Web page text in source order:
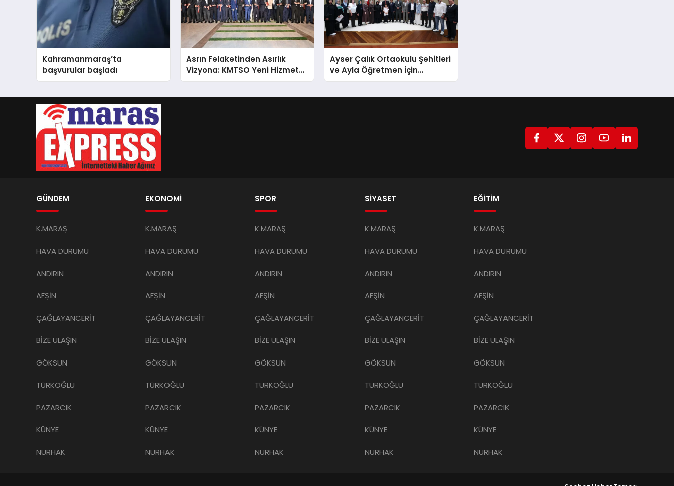
Kahramanmaraş’ta
başvurular başladı
Asrın Felaketinden Asırlık
Vizyona: KMTSO Yeni Hizmet
Binası Görkemli Bir Törenle
Ayser Çalık Ortaokulu Şehitleri
ve Ayla Öğretmen İçin
Cumhurbaşkanlığı
GÜNDEM
K.MARAŞ
HAVA DURUMU
ANDIRIN
AFŞİN
ÇAĞLAYANCERİT
BİZE ULAŞIN
GÖKSUN
TÜRKOĞLU
PAZARCIK
KÜNYE
NURHAK
EKONOMİ
K.MARAŞ
HAVA DURUMU
ANDIRIN
AFŞİN
ÇAĞLAYANCERİT
BİZE ULAŞIN
GÖKSUN
TÜRKOĞLU
PAZARCIK
KÜNYE
NURHAK
SPOR
K.MARAŞ
HAVA DURUMU
ANDIRIN
AFŞİN
ÇAĞLAYANCERİT
BİZE ULAŞIN
GÖKSUN
TÜRKOĞLU
PAZARCIK
KÜNYE
NURHAK
SİYASET
K.MARAŞ
HAVA DURUMU
ANDIRIN
AFŞİN
ÇAĞLAYANCERİT
BİZE ULAŞIN
GÖKSUN
TÜRKOĞLU
PAZARCIK
KÜNYE
NURHAK
EĞİTİM
K.MARAŞ
HAVA DURUMU
ANDIRIN
AFŞİN
ÇAĞLAYANCERİT
BİZE ULAŞIN
GÖKSUN
TÜRKOĞLU
PAZARCIK
KÜNYE
NURHAK